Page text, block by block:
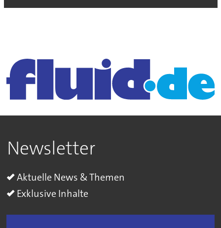
Newsletter
Aktuelle News & Themen
Exklusive Inhalte